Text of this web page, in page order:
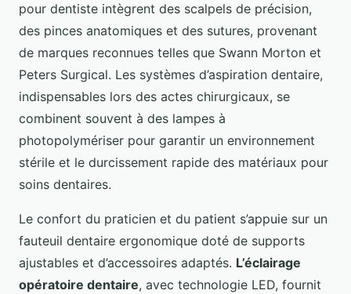
pour dentiste intègrent des scalpels de précision,
des pinces anatomiques et des sutures, provenant
de marques reconnues telles que Swann Morton et
Peters Surgical. Les systèmes d’aspiration dentaire,
indispensables lors des actes chirurgicaux, se
combinent souvent à des lampes à
photopolymériser pour garantir un environnement
stérile et le durcissement rapide des matériaux pour
soins dentaires.
Le confort du praticien et du patient s’appuie sur un
fauteuil dentaire ergonomique doté de supports
ajustables et d’accessoires adaptés. L’éclairage
opératoire dentaire, avec technologie LED, fournit